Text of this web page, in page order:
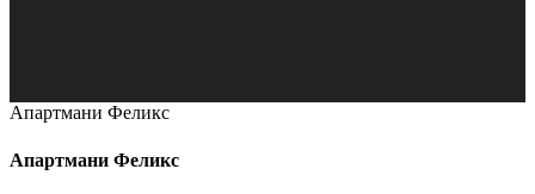
Апартмани Феликс
Апартмани Феликс